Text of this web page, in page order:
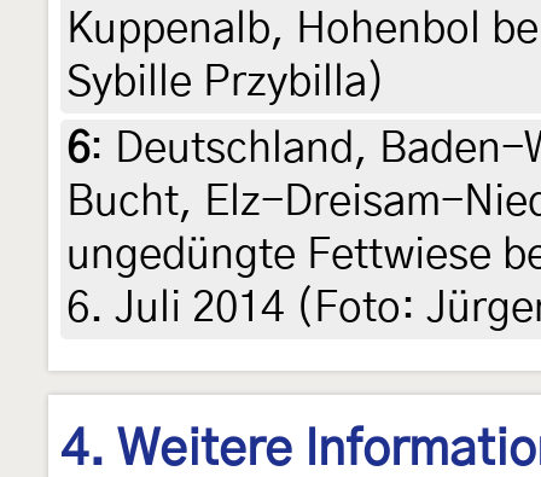
Kuppenalb, Hohenbol
Sybille Przybilla)
6: Deutschland,
Bucht, Elz-Dreisam-
ungedüngte Fettwiese
6. Juli 2014 (Foto:
4. Weitere